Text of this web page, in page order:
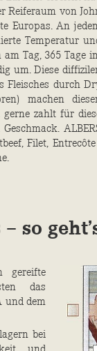
Reiferaum von
Europas. An
Temperatur
Tag, 365 Tage
um. Diese
Fleisches durch
machen
gerne zahlt für
Filet,
so
gereifte
das
und dem
bei